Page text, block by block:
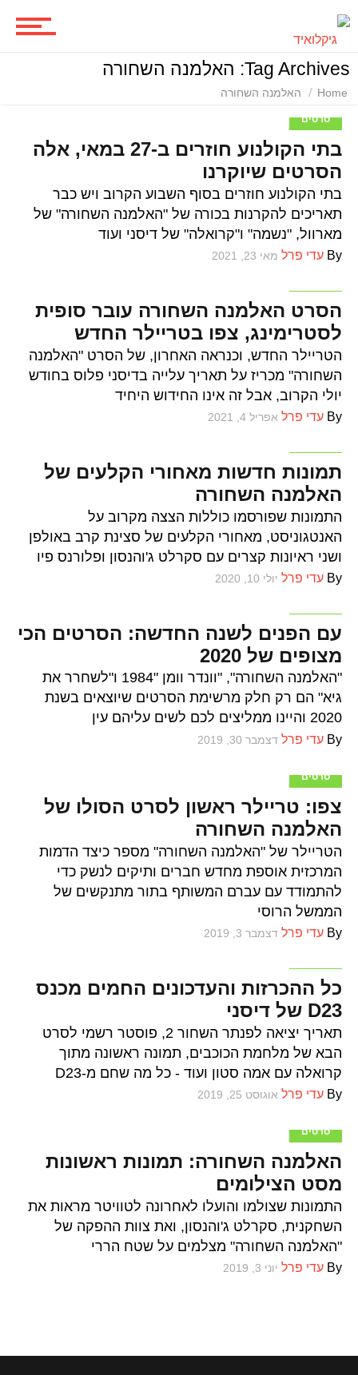
משחקים
ביקורות משחקים
ספרים וקומיקס
Tag Archives: האלמנה השחורה
Home האלמנה השחורה
סרטים
בתי הקולנוע חוזרים ב-27 במאי, אלה
הסרטים שיוקרנו
בתי הקולנוע חוזרים בסוף השבוע הקרוב ויש כבר
תאריכים להקרנות בכורה של "האלמנה השחורה" של
מארוול, "נשמה" ו"קרואלה" של דיסני ועוד
By עדי פרל מאי 23, 2021
הסרט האלמנה השחורה עובר סופית
לסטרימינג, צפו בטריילר החדש
הטריילר החדש, וכנראה האחרון, של הסרט "האלמנה
השחורה" מכריז על תאריך עלייה בדיסני פלוס בחודש
יולי הקרוב, אבל זה אינו החידוש היחיד
By עדי פרל אפריל 4, 2021
תמונות חדשות מאחורי הקלעים של
האלמנה השחורה
התמונות שפורסמו כוללות הצצה מקרוב על
האנטגוניסט, מאחורי הקלעים של סצינת קרב באולפן
ושני ראיונות קצרים עם סקרלט ג'והנסון ופלורנס פיו
By עדי פרל יולי 10, 2020
עם הפנים לשנה החדשה: הסרטים הכי
מצופים של 2020
"האלמנה השחורה", "וונדר וומן "1984 ו"לשחרר את
גיא" הם רק חלק מרשימת הסרטים שיוצאים בשנת
2020 והיינו ממליצים לכם לשים עליהם עין
By עדי פרל דצמבר 30, 2019
סרטים
צפו: טריילר ראשון לסרט הסולו של
האלמנה השחורה
הטריילר של "האלמנה השחורה" מספר כיצד הדמות
המרכזית אוספת מחדש חברים ותיקים לנשק כדי
להתמודד עם עברם המשותף בתור מתנקשים של
הממשל הרוסי
By עדי פרל דצמבר 3, 2019
כל ההכרזות והעדכונים החמים מכנס
D23 של דיסני
תאריך יציאה לפנתר השחור 2, פוסטר רשמי לסרט
הבא של מלחמת הכוכבים, תמונה ראשונה מתוך
קרואלה עם אמה סטון ועוד - כל מה שחם מ-D23
By עדי פרל אוגוסט 25, 2019
סרטים
האלמנה השחורה: תמונות ראשונות
מסט הצילומים
התמונות שצולמו והועלו לאחרונה לטוויטר מראות את
השחקנית, סקרלט ג'והנסון, ואת צוות ההפקה של
"האלמנה השחורה" מצלמים על שטח הררי
By עדי פרל יוני 3, 2019